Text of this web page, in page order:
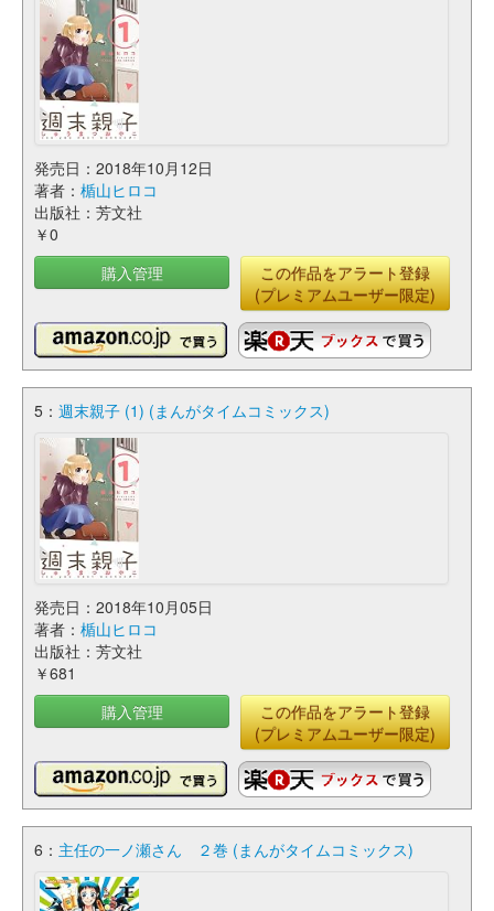
発売日：2018年10月12日
著者： 楯山ヒロコ
出版社：芳文社
￥0
購入管理
この作品をアラート登録
(プレミアムユーザー限定)
5： 週末親子 (1) (まんがタイムコミックス)
発売日：2018年10月05日
著者： 楯山ヒロコ
出版社：芳文社
￥681
購入管理
この作品をアラート登録
(プレミアムユーザー限定)
6： 主任の一ノ瀬さん ２巻 (まんがタイムコミックス)